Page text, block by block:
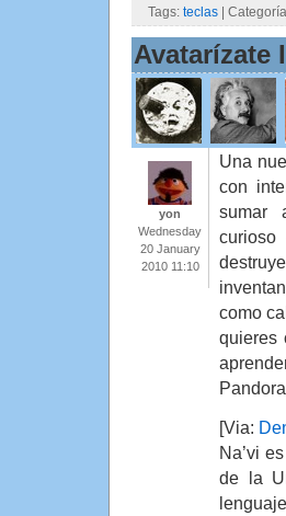
Tags: teclas |
Avatarízate
yon
Wednesday
20 January
2010 11:10
Una
con
sumar
como
quieres
[Via:
Na’vi
de la